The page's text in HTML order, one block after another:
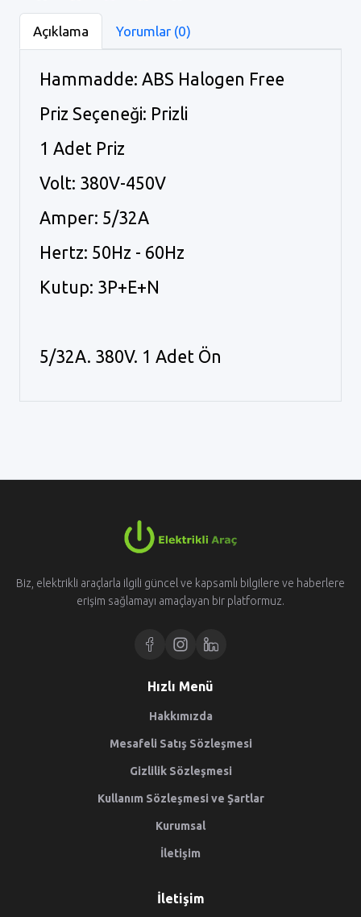
Açıklama Yorumlar (0)
Hammadde: ABS Halogen Free
Priz Seçeneği: Prizli
1 Adet Priz
Volt: 380V-450V
Amper: 5/32A
Hertz: 50Hz - 60Hz
Kutup: 3P+E+N
5/32A. 380V. 1 Adet Ön
Biz, elektrikli araçlarla ilgili güncel ve kapsamlı bilgilere ve haberlere
erişim sağlamayı amaçlayan bir platformuz.
Hızlı Menü
Hakkımızda
Mesafeli Satış Sözleşmesi
Gizlilik Sözleşmesi
Kullanım Sözleşmesi ve Şartlar
Kurumsal
İletişim
İletişim